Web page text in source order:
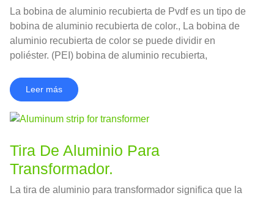
La bobina de aluminio recubierta de Pvdf es un tipo de
bobina de aluminio recubierta de color., La bobina de
aluminio recubierta de color se puede dividir en
poliéster. (PEI) bobina de aluminio recubierta,
bobina de aluminio recubierta con rodillo epoxi..
Leer más
Tira De Aluminio Para
Transformador.
La tira de aluminio para transformador significa que la